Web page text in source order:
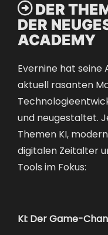
 DER
DER
ACADEMY
Evernine hat seine
aktuell rasanten
und neugestaltet.
Themen KI,
digitalen Zeitalter
Tools im Fokus:
KI: Der Game-